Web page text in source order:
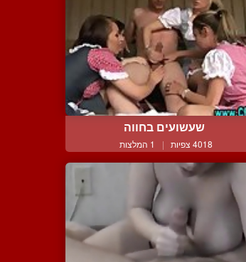
שעשועים בחווה
4018 צפיות | 1 המלצות